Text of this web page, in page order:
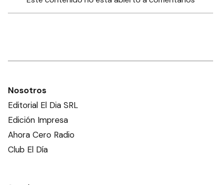
Nosotros
Editorial El Dia SRL
Edición Impresa
Ahora Cero Radio
Club El Día